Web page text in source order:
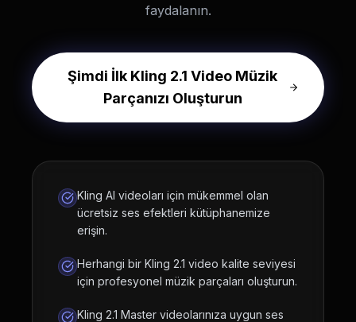
faydalanın.
Şimdi İlk Kling 2.1 Video Müzik
Parçanızı Oluşturun
Kling AI videoları için mükemmel olan
ücretsiz ses efektleri kütüphanemize
erişin.
Herhangi bir Kling 2.1 video kalite seviyesi
için profesyonel müzik parçaları oluşturun.
Kling 2.1 Master videolarınıza uygun ses